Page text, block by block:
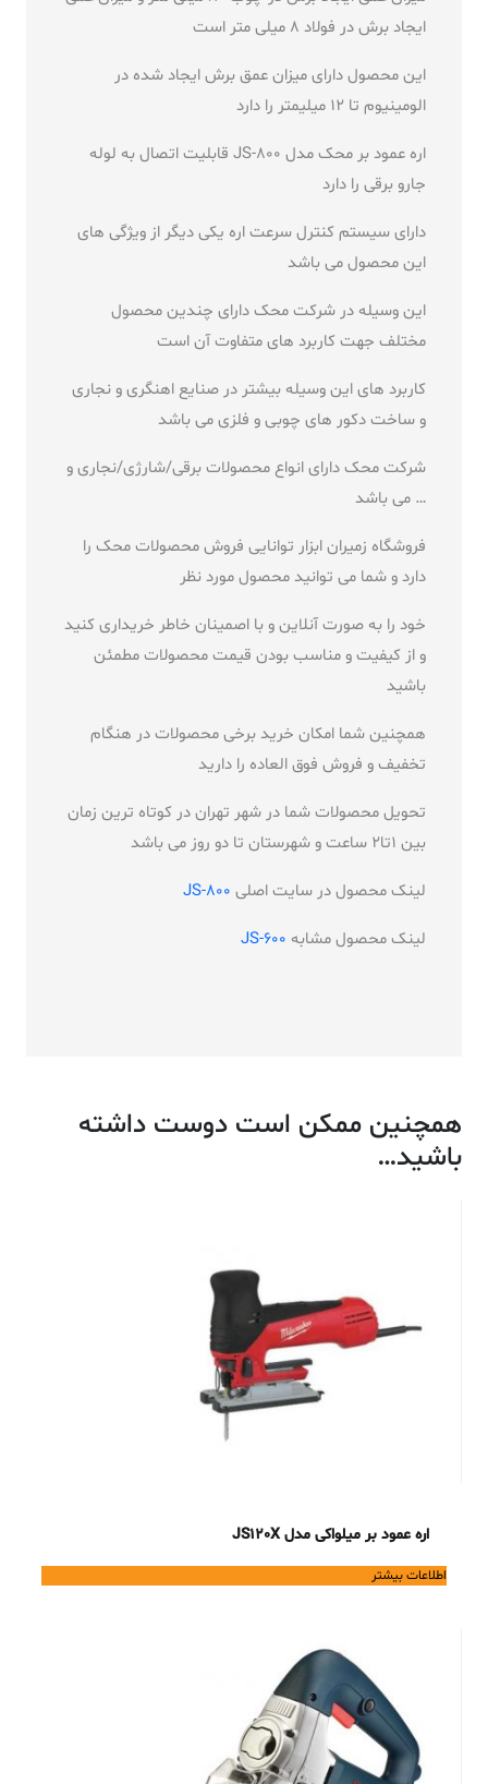
ایجاد برش در فولاد 8 میلی متر است
این محصول دارای میزان عمق برش ایجاد شده در
الومینیوم تا 12 میلیمتر را دارد
اره عمود بر محک مدل JS-800 قابلیت اتصال به لوله
جارو برقی را دارد
دارای سیستم کنترل سرعت اره یکی دیگر از ویژگی های
این محصول می باشد
این وسیله در شرکت محک دارای چندین محصول
مختلف جهت کاربرد های متفاوت آن است
کاربرد های این وسیله بیشتر در صنایع اهنگری و نجاری
و ساخت دکور های چوبی و فلزی می باشد
شرکت محک دارای انواع محصولات برقی/شارژی/نجاری و
… می باشد
فروشگاه زمیران ابزار توانایی فروش محصولات محک را
دارد و شما می توانید محصول مورد نظر
خود را به صورت آنلاین و با اصمینان خاطر خریداری کنید
و از کیفیت و مناسب بودن قیمت محصولات مطمئن
باشید
همچنین شما امکان خرید برخی محصولات در هنگام
تخفیف و فروش فوق العاده را دارید
تحویل محصولات شما در شهر تهران در کوتاه ترین زمان
بین 1تا2 ساعت و شهرستان تا دو روز می باشد
لینک محصول در سایت اصلی JS-800
لینک محصول مشابه
همچنین ممکن است دوست داشته
باشید…
اره عمود بر میلواکی مدل JS120X
اطلاعات بیشتر